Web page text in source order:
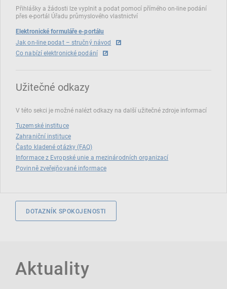
Přihlášky a žádosti lze vyplnit a podat pomocí přímého on‑line podání
přes e‑portál Úřadu průmyslového vlastnictví
Elektronické formuláře e-portálu
Jak on-line podat – stručný návod
Co nabízí elektronické podání
Užitečné odkazy
V této sekci je možné nalézt odkazy na další užitečné zdroje informací
Tuzemské instituce
Zahraniční instituce
Často kladené otázky (FAQ)
Informace z Evropské unie a mezinárodních organizací
Povinně zveřejňované informace
DOTAZNÍK SPOKOJENOSTI
Aktuality